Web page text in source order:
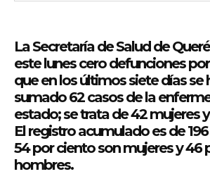
La Secretaría de Salud de
este lunes cero defunciones por
que en los últimos siete días se
sumado 62 casos de la
estado; se trata de 42 mujeres
El registro acumulado es de
54 por ciento son mujeres y 46
hombres.